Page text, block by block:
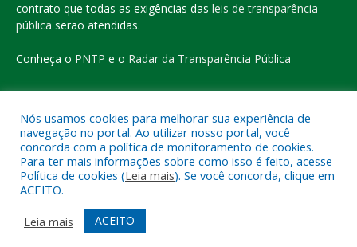
contrato que todas as exigências das leis de transparência
pública serão atendidas.
Conheça o PNTP e o Radar da Transparência Pública
Todos os direitos reservados a Prefeitura Municipal de Eldorado
do Carajás
Mapa do Site
Acessar o Webmail
Nós usamos cookies para melhorar sua experiência de
navegação no portal. Ao utilizar nosso portal, você
concorda com a política de monitoramento de cookies.
Para ter mais informações sobre como isso é feito, acesse
Política de cookies (Leia mais). Se você concorda, clique em
ACEITO.
Leia mais
ACEITO